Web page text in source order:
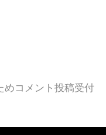
めコメント投稿受付